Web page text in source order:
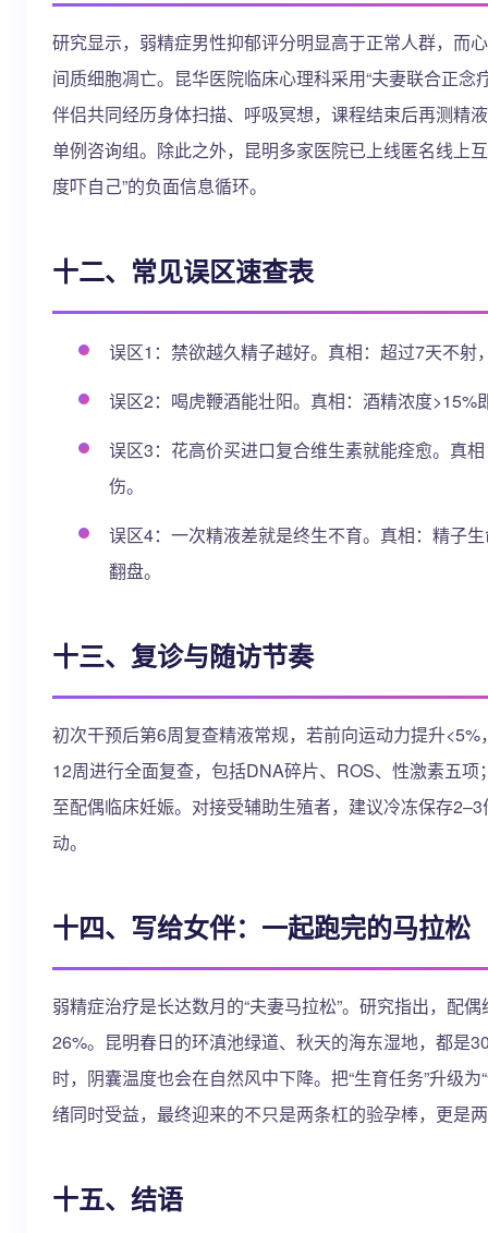
研究显示，弱精症男性抑郁评分明显高于正常人群，而
间质细胞凋亡。昆华医院临床心理科采用“夫妻联合正念
伴侣共同经历身体扫描、呼吸冥想，课程结束后再测精
单例咨询组。除此之外，昆明多家医院已上线匿名线上
度吓自己”的负面信息循环。
十二、常见误区速查表
误区1：禁欲越久精子越好。真相：超过7天不射
误区2：喝虎鞭酒能壮阳。真相：酒精浓度>15%
误区3：花高价买进口复合维生素就能痊愈。真
伤。
误区4：一次精液差就是终生不育。真相：精子
翻盘。
十三、复诊与随访节奏
初次干预后第6周复查精液常规，若前向运动力提升
12周进行全面复查，包括DNA碎片、ROS、性激素五
至配偶临床妊娠。对接受辅助生殖者，建议冷冻保存
动。
十四、写给女伴：一起跑完的马拉松
弱精症治疗是长达数月的“夫妻马拉松”。研究指出，配
26%。昆明春日的环滇池绿道、秋天的海东湿地，都是
时，阴囊温度也会在自然风中下降。把“生育任务”升级
绪同时受益，最终迎来的不只是两条杠的验孕棒，更是
十五、结语